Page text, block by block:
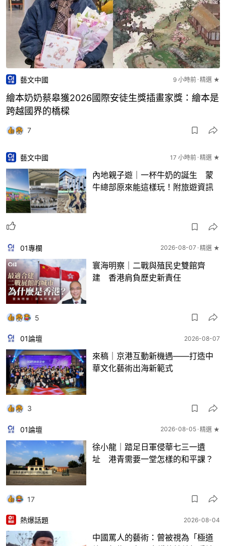
藝文中國 9 小時前 精選 ★
繪本奶奶蔡皋獲2026國際安徒生獎插畫家獎：繪本是
跨越國界的橋樑
7
藝文中國 17 小時前 精選 ★
內地親子遊｜一杯牛奶的誕生 蒙
牛總部原來能這樣玩！附旅遊資訊
01專欄 2026-08-07 精選 ★
寰海明察｜二戰與殖民史雙館齊
建 香港肩負歷史新責任
5
01論壇 2026-08-07
來稿｜京港互動新機遇——打造中
華文化藝術出海新範式
3
01論壇 2026-08-05 精選 ★
徐小龍｜踏足日軍侵華七三一遺
址 港青需要一堂怎樣的和平課？
17
熱爆話題 2026-08-04
中國罵人的藝術：曾被視為「極道